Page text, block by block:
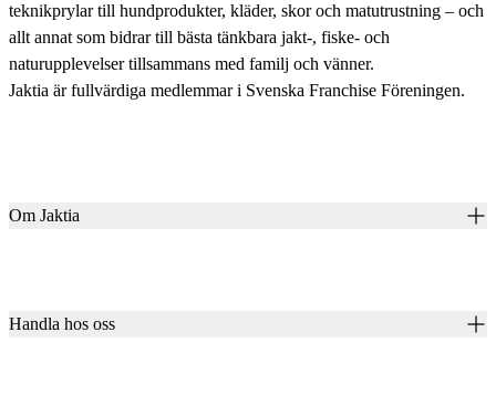
teknikprylar till hundprodukter, kläder, skor och matutrustning – och
allt annat som bidrar till bästa tänkbara jakt-, fiske- och
naturupplevelser tillsammans med familj och vänner.
Jaktia är fullvärdiga medlemmar i Svenska Franchise Föreningen.
Om Jaktia
Handla hos oss